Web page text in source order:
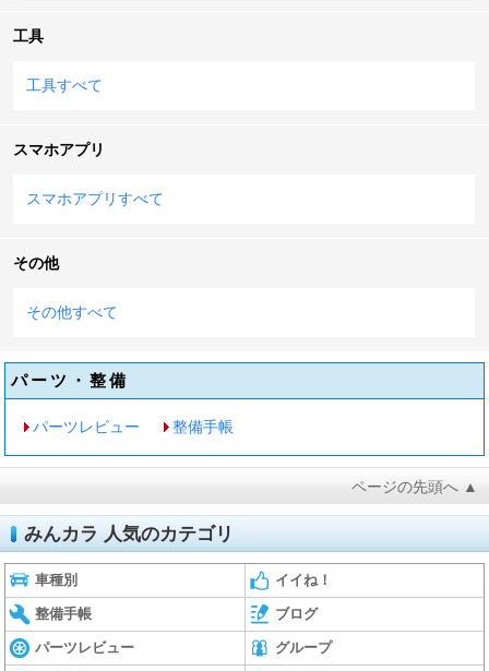
工具
工具すべて
スマホアプリ
スマホアプリすべて
その他
その他すべて
パーツ・整備
パーツレビュー 整備手帳
ページの先頭へ ▲
みんカラ 人気のカテゴリ
車種別 イイね！
整備手帳 ブログ
パーツレビュー グループ